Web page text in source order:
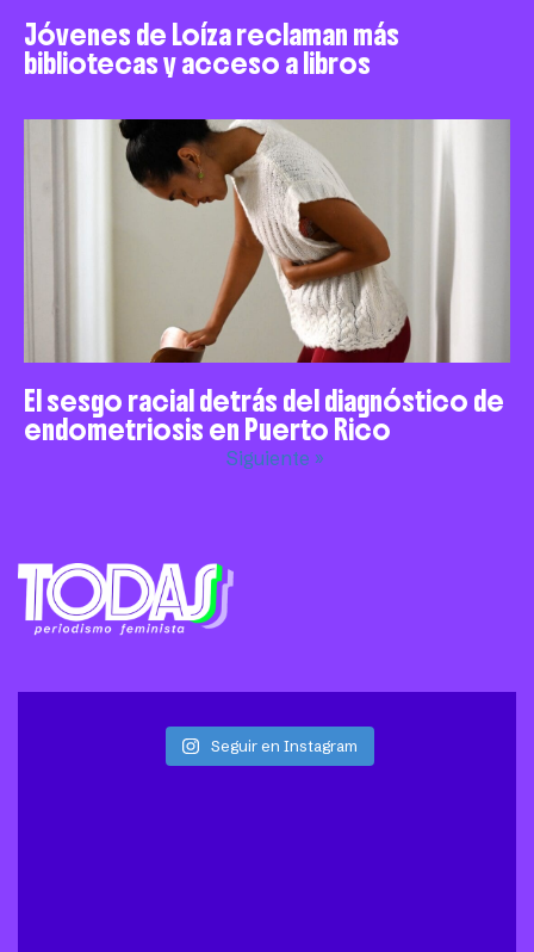
Jóvenes de Loíza reclaman más
bibliotecas y acceso a libros
El sesgo racial detrás del diagnóstico de
endometriosis en Puerto Rico
Siguiente »
Seguir en Instagram